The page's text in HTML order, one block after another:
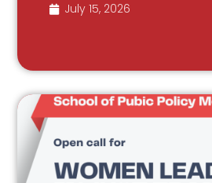
July 15, 2026